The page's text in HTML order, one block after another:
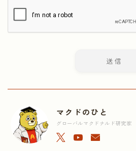
マクドのひと
グローバルマクドナルド研究家